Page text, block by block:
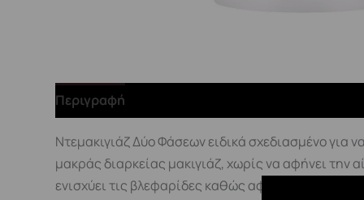
Περιγραφή
Ντεμακιγιάζ Δύο Φάσεων ειδικά σχεδιασμένο για
μακράς διαρκείας μακιγιάζ, χωρίς να αφήνει την
ενισχύει τις βλεφαρίδες καθώς αφαιρεί το